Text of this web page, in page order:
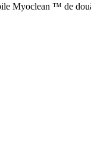
Myoclean ™ de